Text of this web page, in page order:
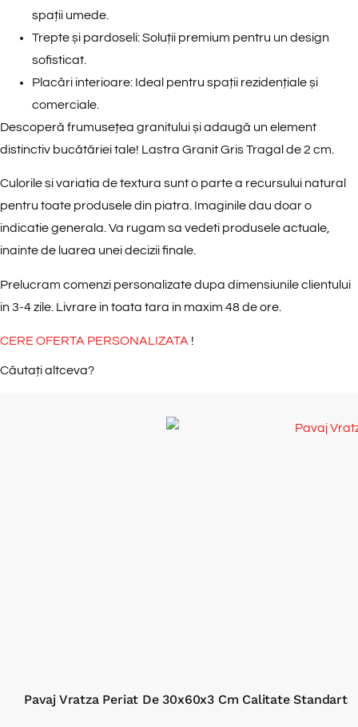
spații umede.
Trepte și pardoseli:Soluții premium pentru un design
sofisticat.
Placări interioare: Ideal pentru spații rezidențiale și
comerciale.
Descoperă frumusețea granituluiși adaugă un element
distinctiv bucătăriei tale! Lastra Granit Gris Tragal de 2 cm.
Culorile si variatia de textura sunt o parte a recursului natural
pentru toate produsele din piatra. Imaginile dau doar o
indicatie generala. Va rugam sa vedeti produsele actuale,
inainte de luarea unei decizii finale.
Prelucram comenzi personalizate dupa dimensiunile clientului
in 3-4 zile. Livrare in toata tara in maxim 48 de ore.
CERE OFERTA PERSONALIZATA !
Căutați altceva?
Pavaj Vratza Periat De 30x60x3 Cm Calitate Standart